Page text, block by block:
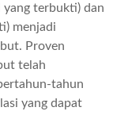
terbukti) dan
menjadi
Proven
telah
tahun
yang dapat